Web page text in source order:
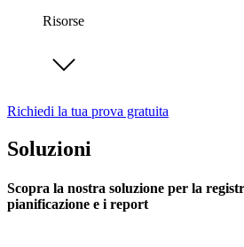
Risorse
Richiedi la tua prova gratuita
Soluzioni
Scopra la nostra soluzione per la
pianificazione e i report